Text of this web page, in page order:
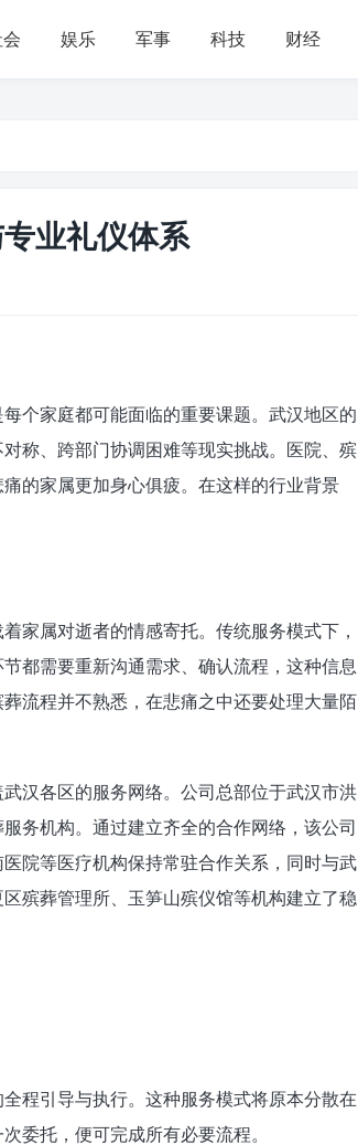
娱乐 军事 科技 财经
业礼仪体系
个家庭都可能面临的重要课题。武汉地区的
称、跨部门协调困难等现实挑战。医院、殡
的家属更加身心俱疲。在这样的行业背景
家属对逝者的情感寄托。传统服务模式下，
都需要重新沟通需求、确认流程，这种信息
流程并不熟悉，在悲痛之中还要处理大量陌
汉各区的服务网络。公司总部位于武汉市洪
务机构。通过建立齐全的合作网络，该公司
院等医疗机构保持常驻合作关系，同时与武
殡葬管理所、玉笋山殡仪馆等机构建立了稳
程引导与执行。这种服务模式将原本分散在
委托，便可完成所有必要流程。